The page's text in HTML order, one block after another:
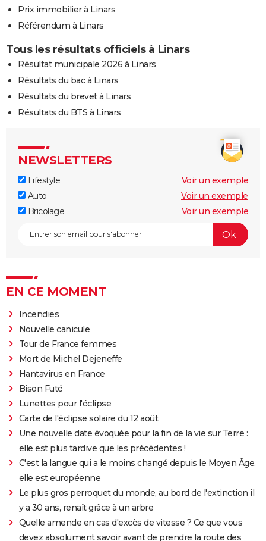
Prix immobilier à Linars
Référendum à Linars
Tous les résultats officiels à Linars
Résultat municipale 2026 à Linars
Résultats du bac à Linars
Résultats du brevet à Linars
Résultats du BTS à Linars
NEWSLETTERS
Lifestyle
Voir un exemple
Auto
Voir un exemple
Bricolage
Voir un exemple
EN CE MOMENT
Incendies
Nouvelle canicule
Tour de France femmes
Mort de Michel Dejeneffe
Hantavirus en France
Bison Futé
Lunettes pour l'éclipse
Carte de l'éclipse solaire du 12 août
Une nouvelle date évoquée pour la fin de la vie sur Terre :
elle est plus tardive que les précédentes !
C'est la langue qui a le moins changé depuis le Moyen Âge,
elle est européenne
Le plus gros perroquet du monde, au bord de l'extinction il
y a 30 ans, renaît grâce à un arbre
Quelle amende en cas d'excès de vitesse ? Ce que vous
devez absolument savoir avant de prendre la route des